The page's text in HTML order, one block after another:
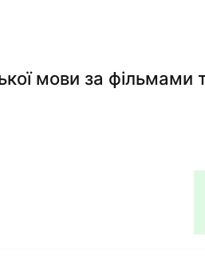
мови за фільмами